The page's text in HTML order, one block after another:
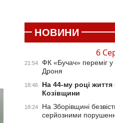
НОВИНИ
6
21:54
ФК «Бучач» переміг у
Дроня
18:46
На 44-му році
Козівщини
18:24
На Зборівщині
серйозними